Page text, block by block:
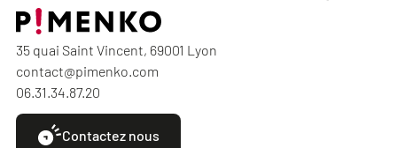
35 quai Saint Vincent, 69001 Lyon
contact@pimenko.com
06.31.34.87.20
Contactez nous